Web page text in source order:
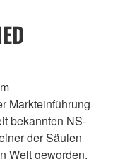
Markteinführung
bekannten NS-
der Säulen
Welt geworden.